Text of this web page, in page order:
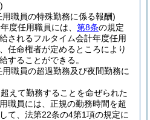
職員の特殊勤務に係る報酬)
度任用職員には、 第8条の規定
されるフルタイム会計年度任用
任命権者が定めるところにより
することができる。
職員の超過勤務及び夜間勤務に
えて勤務することを命ぜられた
職員には、正規の勤務時間を超
て、法第22条の4第1項の規定に